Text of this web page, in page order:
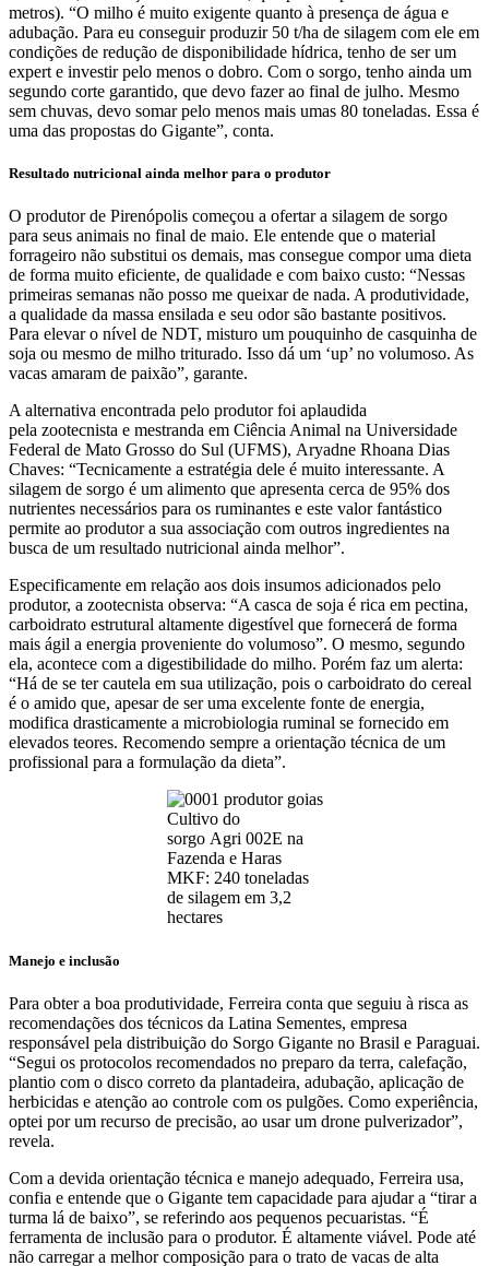
metros). “O milho é muito exigente quanto à presença de água e
adubação. Para eu conseguir produzir 50 t/ha de silagem com ele em
condições de redução de disponibilidade hídrica, tenho de ser um
expert e investir pelo menos o dobro. Com o sorgo, tenho ainda um
segundo corte garantido, que devo fazer ao final de julho. Mesmo
sem chuvas, devo somar pelo menos mais umas 80 toneladas. Essa é
uma das propostas do Gigante”, conta.
Resultado nutricional ainda melhor para o produtor
O produtor de Pirenópolis começou a ofertar a silagem de sorgo
para seus animais no final de maio. Ele entende que o material
forrageiro não substitui os demais, mas consegue compor uma dieta
de forma muito eficiente, de qualidade e com baixo custo: “Nessas
primeiras semanas não posso me queixar de nada. A produtividade,
a qualidade da massa ensilada e seu odor são bastante positivos.
Para elevar o nível de NDT, misturo um pouquinho de casquinha de
soja ou mesmo de milho triturado. Isso dá um ‘up’ no volumoso. As
vacas amaram de paixão”, garante.
A alternativa encontrada pelo produtor foi aplaudida
pela zootecnista e mestranda em Ciência Animal na Universidade
Federal de Mato Grosso do Sul (UFMS), Aryadne Rhoana Dias
Chaves: “Tecnicamente a estratégia dele é muito interessante. A
silagem de sorgo é um alimento que apresenta cerca de 95% dos
nutrientes necessários para os ruminantes e este valor fantástico
permite ao produtor a sua associação com outros ingredientes na
busca de um resultado nutricional ainda melhor”.
Especificamente em relação aos dois insumos adicionados pelo
produtor, a zootecnista observa: “A casca de soja é rica em pectina,
carboidrato estrutural altamente digestível que fornecerá de forma
mais ágil a energia proveniente do volumoso”. O mesmo, segundo
ela, acontece com a digestibilidade do milho. Porém faz um alerta:
“Há de se ter cautela em sua utilização, pois o carboidrato do cereal
é o amido que, apesar de ser uma excelente fonte de energia,
modifica drasticamente a microbiologia ruminal se fornecido em
elevados teores. Recomendo sempre a orientação técnica de um
profissional para a formulação da dieta”.
Cultivo do
sorgo Agri 002E na
Fazenda e Haras
MKF: 240 toneladas
de silagem em 3,2
hectares
Manejo e inclusão
Para obter a boa produtividade, Ferreira conta que seguiu à risca as
recomendações dos técnicos da Latina Sementes, empresa
responsável pela distribuição do Sorgo Gigante no Brasil e Paraguai.
“Segui os protocolos recomendados no preparo da terra, calefação,
plantio com o disco correto da plantadeira, adubação, aplicação de
herbicidas e atenção ao controle com os pulgões. Como experiência,
optei por um recurso de precisão, ao usar um drone pulverizador”,
revela.
Com a devida orientação técnica e manejo adequado, Ferreira usa,
confia e entende que o Gigante tem capacidade para ajudar a “tirar a
turma lá de baixo”, se referindo aos pequenos pecuaristas. “É
ferramenta de inclusão para o produtor. É altamente viável. Pode até
não carregar a melhor composição para o trato de vacas de alta